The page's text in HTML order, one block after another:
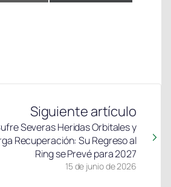
Siguiente artículo
15 de junio de 2026
Severas Heridas Orbitales y
Recuperación: Su Regreso al
Ring se Prevé para 2027